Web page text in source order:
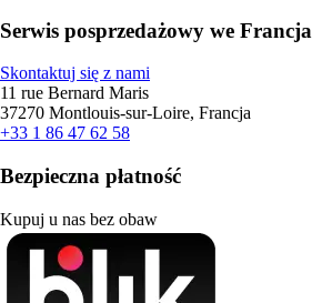
Serwis posprzedażowy we Francja
Skontaktuj się z nami
11 rue Bernard Maris
37270 Montlouis-sur-Loire, Francja
+33 1 86 47 62 58
Bezpieczna płatność
Kupuj u nas bez obaw